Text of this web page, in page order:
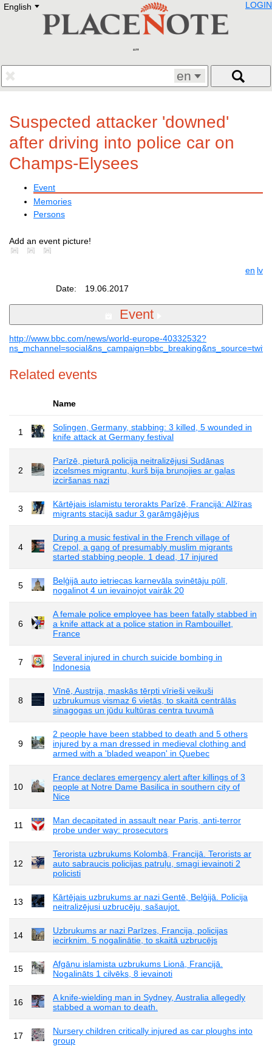
English E
Deutsch
Francais
Polski
Eestikeelne
LOGIN
en
Suspected attacker 'downed'
after driving into police car on
Champs-Elysees
Event
Memories
Persons
Add an event picture!
en lv
Date:
19.06.2017
Event
http://www.bbc.com/news/world-europe-40332532?
Related events
Name
1
Solingen, Germany, stabbing: 3 killed, 5 wounded in
knife attack at Germany festival
2
Parīzē, pieturā policija neitralizējusi Sudānas
izcelsmes migrantu, kurš bija bruņojies ar gaļas
izciršanas nazi
3
Kārtējais islamistu terorakts Parīzē, Francijā: Alžīras
migrants stacijā sadur 3 garāmgājējus
4
During a music festival in the French village of
Crepol, a gang of presumably muslim migrants
started stabbing people. 1 dead, 17 injured
5
Beļģijā auto ietriecas karnevāla svinētāju pūlī,
nogalinot 4 un ievainojot vairāk 20
6
A female police employee has been fatally stabbed in
a knife attack at a police station in Rambouillet,
France
7
Several injured in church suicide bombing in
Indonesia
8
Vīnē, Austrija, maskās tērpti vīrieši veikuši
uzbrukumus vismaz 6 vietās, to skaitā centrālās
sinagogas un jūdu kultūras centra tuvumā
9
2 people have been stabbed to death and 5 others
injured by a man dressed in medieval clothing and
armed with a 'bladed weapon' in Quebec
10
France declares emergency alert after killings of 3
people at Notre Dame Basilica in southern city of
Nice
11
Man decapitated in assault near Paris, anti-terror
probe under way: prosecutors
12
Terorista uzbrukums Kolombā, Francijā. Terorists ar
auto sabraucis policijas patruļu, smagi ievainoti 2
policisti
13
Kārtējais uzbrukums ar nazi Gentē, Beļģijā. Policija
neitralizējusi uzbrucēju, sašaujot.
14
Uzbrukums ar nazi Parīzes, Francija, policijas
iecirknim. 5 nogalinātie, to skaitā uzbrucējs
15
Afgāņu islamista uzbrukums Lionā, Francijā.
Nogalināts 1 cilvēks, 8 ievainoti
16
A knife-wielding man in Sydney, Australia allegedly
stabbed a woman to death.
17
Nursery children critically injured as car ploughs into
group